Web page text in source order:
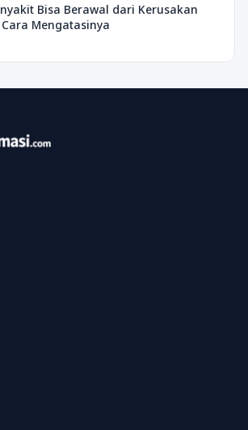
Bisa Berawal dari Kerusakan
Mengatasinya